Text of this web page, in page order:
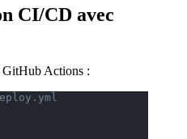
CI/CD avec
GitHub Actions :